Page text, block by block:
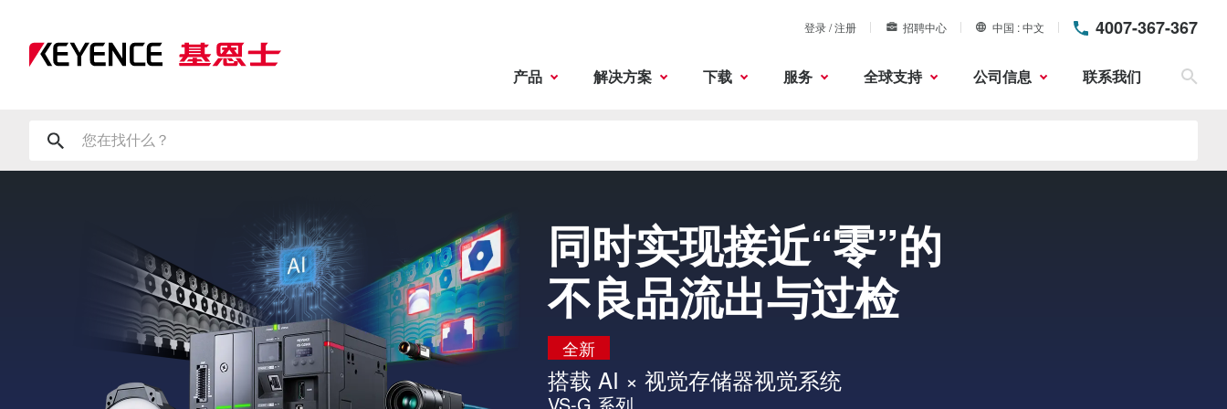
登录 / 注册 招聘中心 中国 中文 4007-367-367
产品 解决方案 下载 服务 全球支持 公司信息 联系我们
同时实现接近“零”的
不良品流出与过检
全新
搭载 AI × 视觉存储器视觉系统